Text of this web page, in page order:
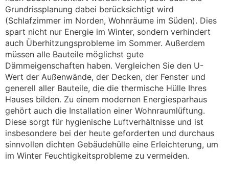
Grundrissplanung dabei berücksichtigt wird
(Schlafzimmer im Norden, Wohnräume im Süden). Dies
spart nicht nur Energie im Winter, sondern verhindert
auch Überhitzungsprobleme im Sommer. Außerdem
müssen alle Bauteile möglichst gute
Dämmeigenschaften haben. Vergleichen Sie den U-
Wert der Außenwände, der Decken, der Fenster und
generell aller Bauteile, die die thermische Hülle Ihres
Hauses bilden. Zu einem modernen Energiesparhaus
gehört auch die Installation einer Wohnraumlüftung.
Diese sorgt für hygienische Luftverhältnisse und ist
insbesondere bei der heute geforderten und durchaus
sinnvollen dichten Gebäudehülle eine Erleichterung, um
im Winter Feuchtigkeitsprobleme zu vermeiden.